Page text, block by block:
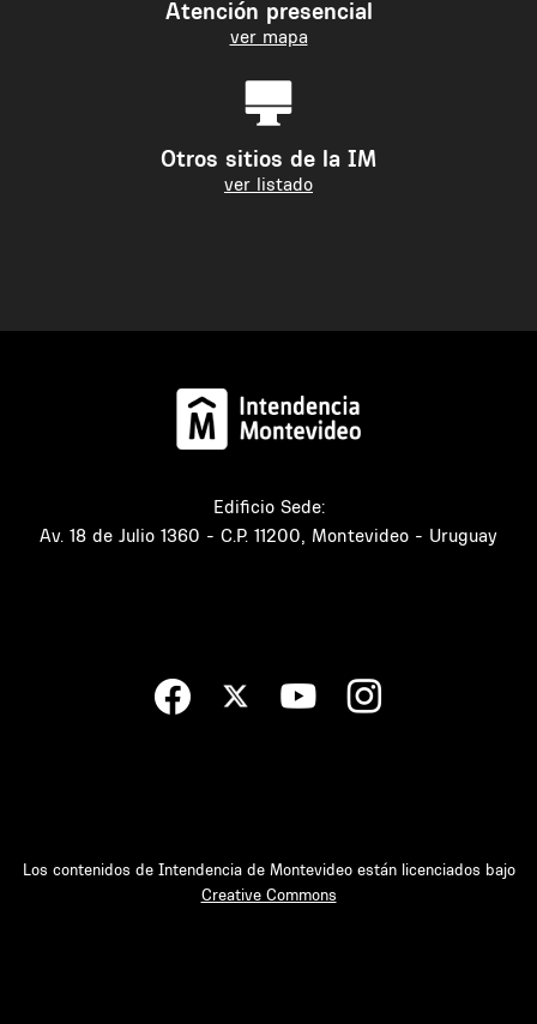
Atención presencial
ver mapa
Otros sitios de la IM
ver listado
Edificio Sede:
Av. 18 de Julio 1360 - C.P. 11200, Montevideo - Uruguay
Los contenidos de Intendencia de Montevideo están licenciados bajo
Creative Commons